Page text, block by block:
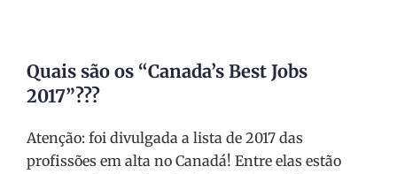
Quais são os “Canada’s Best Jobs
2017”???
Atenção: foi divulgada a lista de 2017 das
profissões em alta no Canadá! Entre elas estão